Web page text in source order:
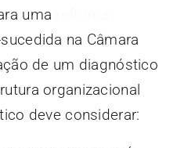
uma
na Câmara
de um diagnóstico
organizacional
deve considerar: